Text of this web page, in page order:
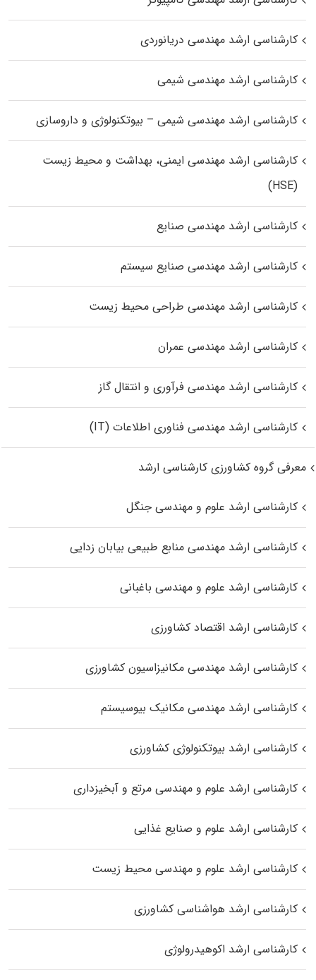
کارشناسی ارشد مهندسی دریانوردی
کارشناسی ارشد مهندسی شیمی
کارشناسی ارشد مهندسی شیمی – بیوتکنولوژی و داروسازی
کارشناسی ارشد مهندسی ایمنی، بهداشت و محیط زیست
(HSE)
کارشناسی ارشد مهندسی صنایع
کارشناسی ارشد مهندسی صنایع سیستم
کارشناسی ارشد مهندسی طراحی محیط زیست
کارشناسی ارشد مهندسی عمران
کارشناسی ارشد مهندسی فرآوری و انتقال گاز
کارشناسی ارشد مهندسی فناوری اطلاعات (IT)
معرفی گروه کشاورزی کارشناسی ارشد
کارشناسی ارشد علوم و مهندسی جنگل
کارشناسی ارشد مهندسی منابع طبیعی بیابان زدایی
کارشناسی ارشد علوم و مهندسی باغبانی
کارشناسی ارشد اقتصاد کشاورزی
کارشناسی ارشد مهندسی مکانیزاسیون کشاورزی
کارشناسی ارشد مهندسی مکانیک بیوسیستم
کارشناسی ارشد بیوتکنولوژی کشاورزی
کارشناسی ارشد علوم و مهندسی مرتع و آبخیزداری
کارشناسی ارشد علوم و صنایع غذایی
کارشناسی ارشد علوم و مهندسی محیط زیست
کارشناسی ارشد هواشناسی کشاورزی
کارشناسی ارشد اکوهیدرولوژی